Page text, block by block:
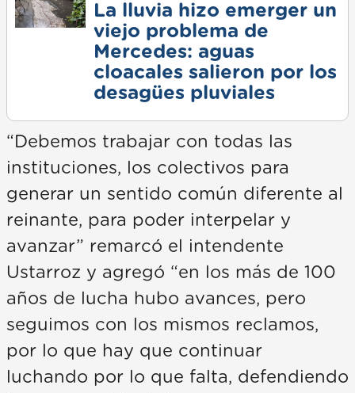
La lluvia hizo emerger un
viejo problema de
Mercedes: aguas
cloacales salieron por los
desagües pluviales
“Debemos trabajar con todas las
instituciones, los colectivos para
generar un sentido común diferente al
reinante, para poder interpelar y
avanzar” remarcó el intendente
Ustarroz y agregó “en los más de 100
años de lucha hubo avances, pero
seguimos con los mismos reclamos,
por lo que hay que continuar
luchando por lo que falta, defendiendo